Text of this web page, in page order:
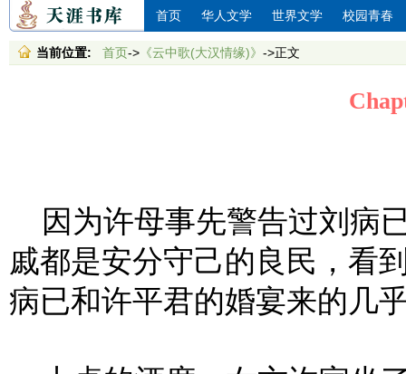
首页 华人文学 世界文学 校园青春
当前位置: 首页-> 《云中歌(大汉情缘)》 ->正文
因为许母事先警告过刘病
戚都是安分守己的良民，看
病已和许平君的婚宴来的几